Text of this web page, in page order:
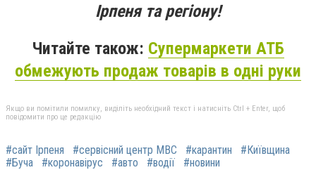
Ірпеня та регіону!
Читайте також: Супермаркети АТБ
обмежують продаж товарів в одні руки
Якщо ви помітили помилку, виділіть необхідний текст і натисніть Ctrl + Enter, щоб
повідомити про це редакцію
#сайт Ірпеня #сервісний центр МВС #карантин
#Київщина
#Буча
#коронавірус #авто #водії #новини